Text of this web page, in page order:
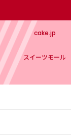
cake.jp
スイーツモール